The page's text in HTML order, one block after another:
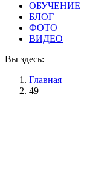
ОБУЧЕНИЕ
БЛОГ
ФОТО
ВИДЕО
Вы здесь:
Главная
49